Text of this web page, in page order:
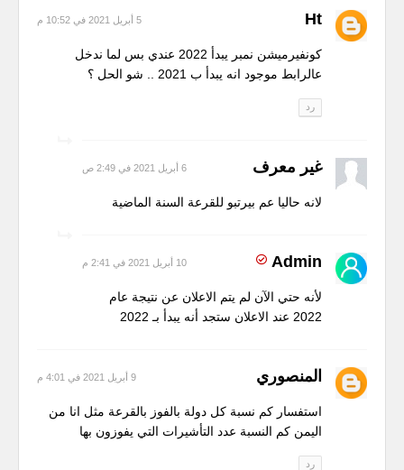
Ht 5 أبريل 2021 في 10:52 م
كونفيرميشن نمبر يبدأ 2022 عندي بس لما ندخل
عالرابط موجود انه يبدأ ب 2021 .. شو الحل ؟
رد
غير معرف 6 أبريل 2021 في 2:49 ص
لانه حاليا عم بيرتبو للقرعة السنة الماضية
Admin 10 أبريل 2021 في 2:41 م
لأنه حتي الآن لم يتم الاعلان عن نتيجة عام
2022 عند الاعلان ستجد أنه يبدأ بـ 2022
المنصوري 9 أبريل 2021 في 4:01 م
استفسار كم نسبة كل دولة بالفوز بالقرعة مثل انا من
اليمن كم النسبة عدد التأشيرات التي يفوزون بها
رد